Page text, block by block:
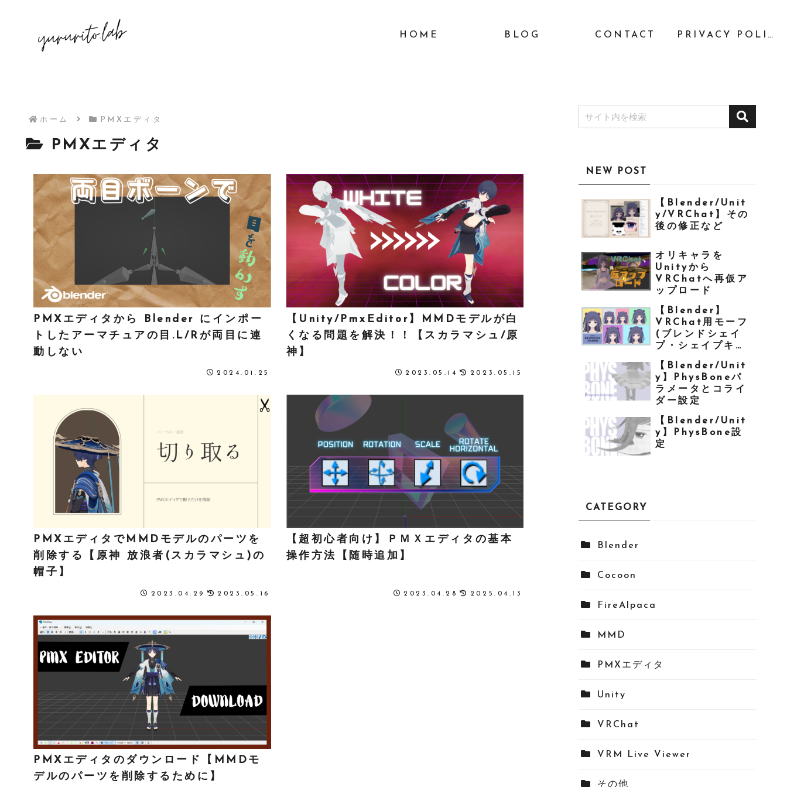
HOME BLOG CONTACT PRIVACY POLICY
ホーム PMXエディタ
PMXエディタ
PMXエディタから Blender にインポー
トしたアーマチュアの目.L/Rが両目に連
動しない
2024.01.25
【Unity/PmxEditor】MMDモデルが白
くなる問題を解決！！【スカラマシュ/原
神】
2023.05.14 2023.05.15
PMXエディタでMMDモデルのパーツを
削除する【原神 放浪者(スカラマシュ)の
帽子】
2023.04.29 2023.05.16
【超初心者向け】ＰＭＸエディタの基本
操作方法【随時追加】
2023.04.28 2025.04.13
PMXエディタのダウンロード【MMDモ
デルのパーツを削除するために】
NEW POST
【Blender/Unit
y/VRChat】その
後の修正など
オリキャラを
Unityから
VRChatへ再仮ア
ップロード
【Blender】
VRChat用モーフ
(ブレンドシェイ
プ・シェイプキー)
【Blender/Unit
y】PhysBoneパ
ラメータとコライ
ダー設定
【Blender/Unit
y】PhysBone設
定
CATEGORY
Blender
Cocoon
FireAlpaca
MMD
PMXエディタ
Unity
VRChat
VRM Live Viewer
その他